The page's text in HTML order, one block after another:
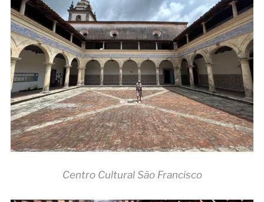
Centro Cultural São Francisco